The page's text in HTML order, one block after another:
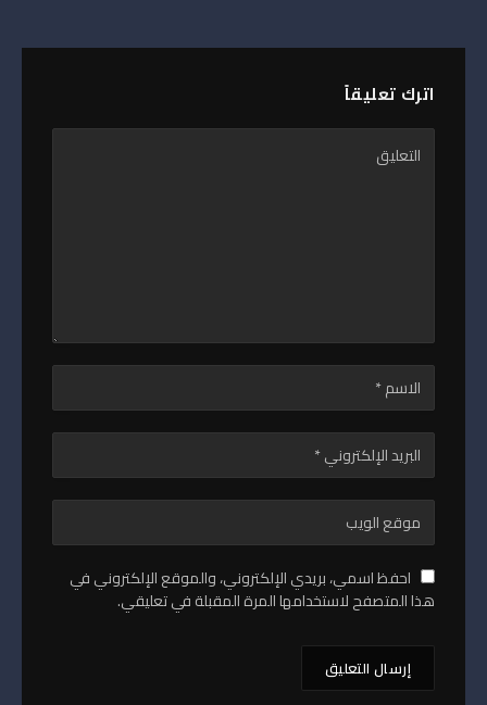
اترك تعليقاً
احفظ اسمي، بريدي الإلكتروني، والموقع الإلكتروني في
هذا المتصفح لاستخدامها المرة المقبلة في تعليقي.